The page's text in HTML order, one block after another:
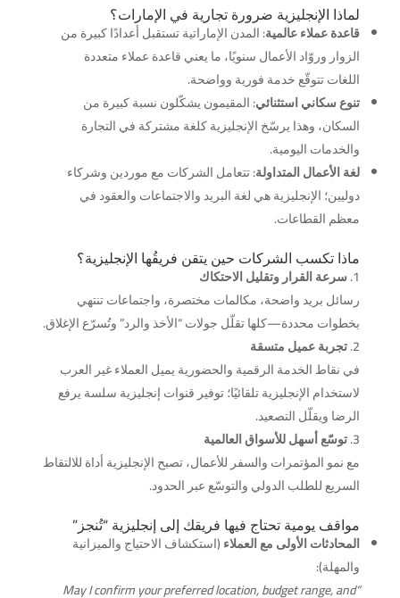
لماذا الإنجليزية ضرورة تجارية في الإمارات؟
قاعدة عملاء عالمية: المدن الإماراتية تستقبل أعدادًا كبيرة من
الزوار وروّاد الأعمال سنويًا، ما يعني قاعدة عملاء متعددة
اللغات تتوقّع خدمة فورية وواضحة.
تنوع سكاني استثنائي: المقيمون يشكّلون نسبة كبيرة من
السكان، وهذا يرسّخ الإنجليزية كلغة مشتركة في التجارة
والخدمات اليومية.
لغة الأعمال المتداولة: تتعامل الشركات مع موردين وشركاء
دوليين؛ الإنجليزية هي لغة البريد والاجتماعات والعقود في
معظم القطاعات.
ماذا تكسب الشركات حين يتقن فريقُها الإنجليزية؟
سرعة القرار وتقليل الاحتكاك
رسائل بريد واضحة، مكالمات مختصرة، واجتماعات تنتهي
بخطوات محددة—كلها تقلّل جولات “الأخذ والرد” وتُسرّع الإغلاق.
تجربة عميل متسقة
في نقاط الخدمة الرقمية والحضورية يميل العملاء غير العرب
لاستخدام الإنجليزية تلقائيًا؛ توفير قنوات إنجليزية سلسة يرفع
الرضا ويقلّل التصعيد.
توسّع أسهل للأسواق العالمية
مع نمو المؤتمرات والسفر للأعمال، تصبح الإنجليزية أداة للالتقاط
السريع للطلب الدولي والتوسّع عبر الحدود.
مواقف يومية تحتاج فيها فريقك إلى إنجليزية “تُنجز”
المحادثات الأولى مع العملاء(استكشاف الاحتياج والميزانية
والمهلة):
“May I confirm your preferred location, budget range, and